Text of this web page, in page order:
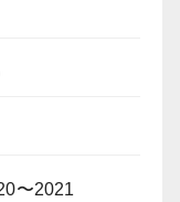
〜2021